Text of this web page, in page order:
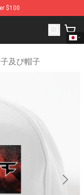
$100
Store
及び帽子